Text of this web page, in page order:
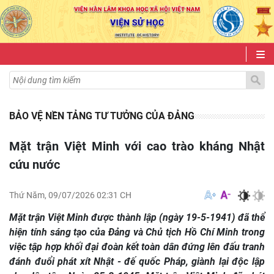
BẢO VỆ NỀN TẢNG TƯ TƯỞNG CỦA ĐẢNG
Mặt trận Việt Minh với cao trào kháng Nhật
cứu nước
Thứ Năm, 09/07/2026 02:31 CH
Mặt trận Việt Minh được thành lập (ngày 19-5-1941) đã thể
hiện tính sáng tạo của Đảng và Chủ tịch Hồ Chí Minh trong
việc tập hợp khối đại đoàn kết toàn dân đứng lên đấu tranh
đánh đuổi phát xít Nhật - đế quốc Pháp, giành lại độc lập